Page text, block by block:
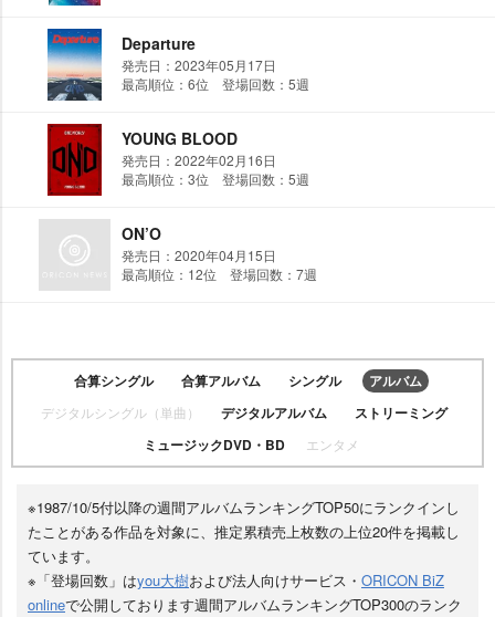
Departure
発売日：2023年05月17日
最高順位：6位 登場回数：5週
YOUNG BLOOD
発売日：2022年02月16日
最高順位：3位 登場回数：5週
ON’O
発売日：2020年04月15日
最高順位：12位 登場回数：7週
合算シングル 合算アルバム シングル アルバム
デジタルシングル（単曲） デジタルアルバム
ストリーミング
ミュージックDVD・BD
エンタメ
※1987/10/5付以降の週間アルバムランキングTOP50にランクインし
たことがある作品を対象に、推定累積売上枚数の上位20件を掲載し
ています。
※「登場回数」はyou大樹および法人向けサービス・ ORICON BiZ
onlineで公開しております週間アルバムランキングTOP300のランク